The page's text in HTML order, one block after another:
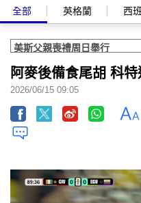
全部 英格蘭 西
阿麥後備食尾胡 科
2026/06/15 09:05